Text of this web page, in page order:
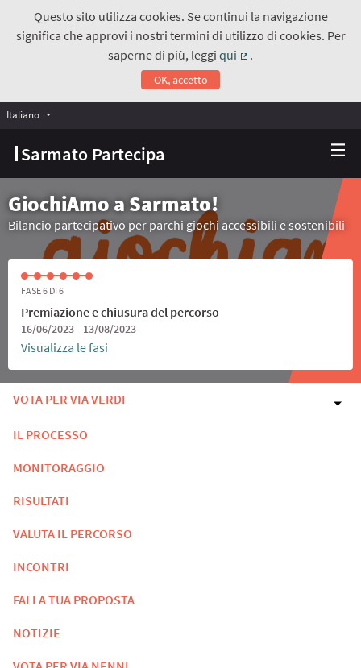
Questo sito utilizza cookies. Se continui la navigazione
significa che approvi i nostri termini di utilizzo di cookies. Per
saperne di più, leggiqui
.
OK, accetto
Sarmato Partecipa
Italiano Choose language
GiochiAmo a Sarmato!
Bilancio partecipativo per parchi giochi accessibili e sostenibili
FASE 6 DI 6
Premiazione e chiusura del percorso
16/06/2023 - 13/08/2023
Visualizza le fasi
VOTA PER VIA VERDI
IL PROCESSO
MONITORAGGIO
RISULTATI
VALUTA IL PERCORSO
INCONTRI
FAI LA TUA PROPOSTA
NOTIZIE